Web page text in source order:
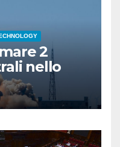
2
nello